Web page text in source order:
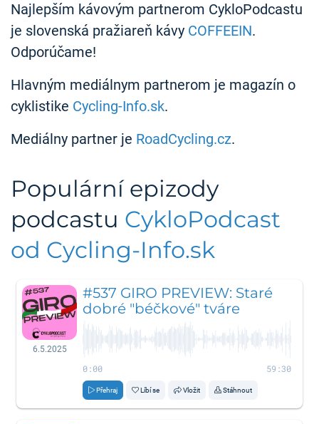
Najlepším kávovým partnerom CykloPodcastu
je slovenská pražiareň kávy COFFEEIN.
Odporúčame!
Hlavným mediálnym partnerom je magazín o
cyklistike Cycling-Info.sk.
Mediálny partner je RoadCycling.cz.
Populární epizody
podcastu CykloPodcast
od Cycling-Info.sk
6.5.2025
#537 GIRO PREVIEW: Staré
dobré "béčkové" tváre
0:00 59:30
Přehraj Líbí se Vložit Stáhnout